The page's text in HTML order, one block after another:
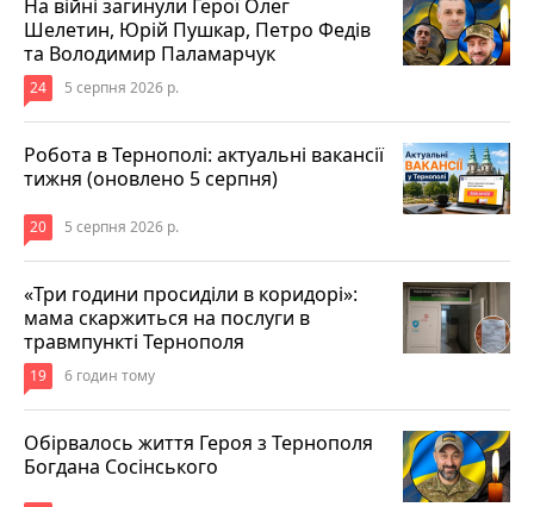
На війні загинули Герої Олег
Шелетин, Юрій Пушкар, Петро Федів
та Володимир Паламарчук
24 5 серпня 2026 р.
Робота в Тернополі: актуальні вакансії
тижня (оновлено 5 серпня)
20 5 серпня 2026 р.
«Три години просиділи в коридорі»:
мама скаржиться на послуги в
травмпункті Тернополя
19 6 годин тому
Обірвалось життя Героя з Тернополя
Богдана Сосінського